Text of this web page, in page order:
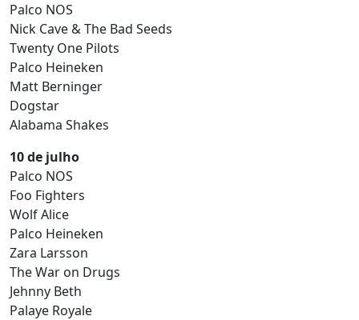
Palco NOS
Nick Cave & The Bad Seeds
Twenty One Pilots
Palco Heineken
Matt Berninger
Dogstar
Alabama Shakes
10 de julho
Palco NOS
Foo Fighters
Wolf Alice
Palco Heineken
Zara Larsson
The War on Drugs
Jehnny Beth
Palaye Royale